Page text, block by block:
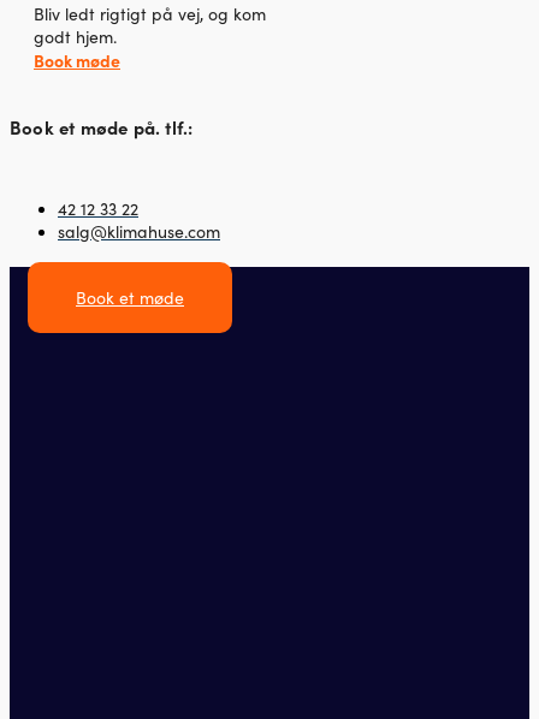
Bliv ledt rigtigt på vej, og kom
godt hjem.
Book møde
Book et møde på. tlf.:
42 12 33 22
salg@klimahuse.com
Book et møde